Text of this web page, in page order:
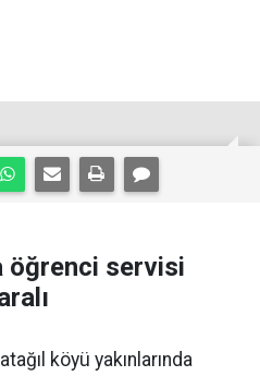
öğrenci servisi
köyü yakınlarında